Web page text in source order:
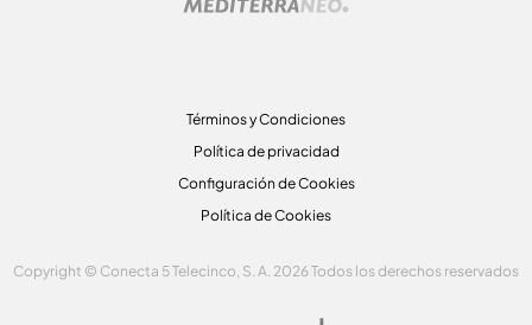
Términos y Condiciones
Política de privacidad
Configuración de Cookies
Política de Cookies
Copyright © Conecta 5 Telecinco, S. A. 2026 Todos los derechos reservados